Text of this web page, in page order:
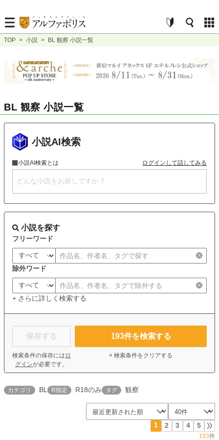
TOP > 小説 > BL 観察 小説一覧
BL 観察 小説一覧
小説AI検索
小説AI検索とは ログインして話してみる
小説を探す
フリーワード
除外ワード
+ さらに詳しく検索する
保存する
検索条件の保存には ロ
グインが必要です。
193件を検索する
× 検索条件をクリアする
カテゴリ BL R指定 R18のみ タグ 観察
1 2 3 4 5
193件